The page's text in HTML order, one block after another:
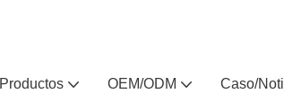
Productos OEM/ODM Caso/